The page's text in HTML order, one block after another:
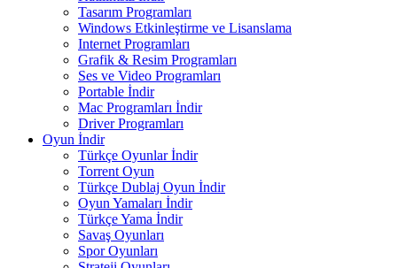
Tasarım Programları
Windows Etkinleştirme ve Lisanslama
Internet Programları
Grafik & Resim Programları
Ses ve Video Programları
Portable İndir
Mac Programları İndir
Driver Programları
Oyun İndir
Türkçe Oyunlar İndir
Torrent Oyun
Türkçe Dublaj Oyun İndir
Oyun Yamaları İndir
Türkçe Yama İndir
Savaş Oyunları
Spor Oyunları